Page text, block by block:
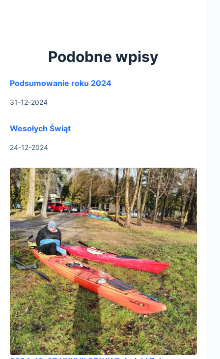
Podobne wpisy
Podsumowanie roku 2024
31-12-2024
Wesołych Świąt
24-12-2024